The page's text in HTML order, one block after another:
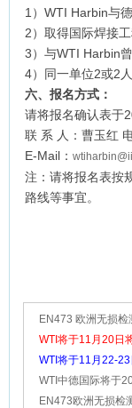
1）WTI Harbin与
2）取得国际焊接
3）与WTI Harbin
4）同一单位2或2
六、报名方式：
请将报名确认表于
联 系 人：曹玉红
E-Mail：
注：请将报名表按
路线等事宜。
EN473 欧洲无损
WTI将于11月20日
大家踊跃报名！
WTI将于11月22-
监督高级研讨班
WTI中德国际将于
训班， 欢迎大家踊
EN473欧洲无损检